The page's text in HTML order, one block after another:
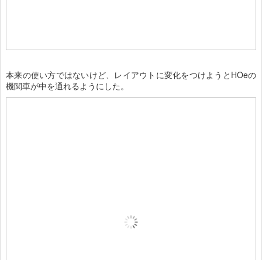
本来の使い方ではないけど、レイアウトに変化をつけようとHOeの
機関車が中を通れるようにした。